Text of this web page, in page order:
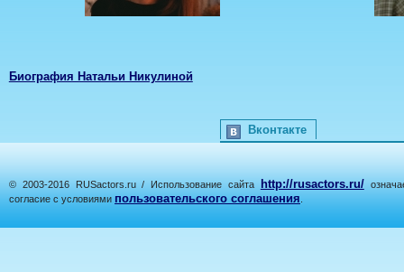
Биография Натальи Никулиной
Вконтакте
© 2003-2016 RUSactors.ru / Использование сайта http://rusactors.ru/
согласие с условиями пользовательского соглашения